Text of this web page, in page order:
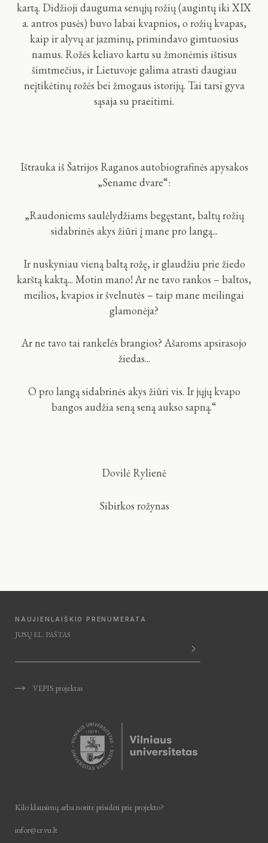
kartą. Didžioji dauguma senųjų rožių (augintų iki XIX
a. antros pusės) buvo labai kvapnios, o rožių kvapas,
kaip ir alyvų ar jazminų, primindavo gimtuosius
namus. Rožės keliavo kartu su žmonėmis ištisus
šimtmečius, ir Lietuvoje galima atrasti daugiau
neįtikėtinų rožės bei žmogaus istorijų. Tai tarsi gyva
sąsaja su praeitimi.
Ištrauka iš Šatrijos Raganos autobiografinės apysakos
„Sename dvare“:
„Raudoniems saulėlydžiams begęstant, baltų rožių
sidabrinės akys žiūri į mane pro langą...
Ir nuskyniau vieną baltą rožę, ir glaudžiu prie žiedo
karštą kaktą... Motin mano! Ar ne tavo rankos – baltos,
meilios, kvapios ir švelnutės – taip mane meilingai
glamonėja?
Ar ne tavo tai rankelės brangios? Ašaroms apsirasojo
žiedas...
O pro langą sidabrinės akys žiūri vis. Ir jųjų kvapo
bangos audžia seną seną aukso sapną.“
Dovilė Rylienė
Sibirkos rožynas
Kilo klausimų arba norite prisidėtiprie projekto?
infor@cr.vu.lt
VEPIS projektas
NAUJIENLAIŠKIO PRENUMERATA
JŪSŲ EL. PAŠTAS